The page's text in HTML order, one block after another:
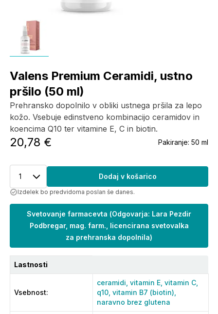
Valens Premium Ceramidi, ustno
pršilo (50 ml)
Prehransko dopolnilo v obliki ustnega pršila za lepo
kožo. Vsebuje edinstveno kombinacijo ceramidov in
koencima Q10 ter vitamine E, C in biotin.
20,78 € Pakiranje: 50 ml
1 Dodaj v košarico
Izdelek bo predvidoma poslan še danes.
Svetovanje farmacevta (Odgovarja: Lara Pezdir
Podbregar, mag. farm., licencirana svetovalka
za prehranska dopolnila)
Lastnosti
Vsebnost:
ceramidi, vitamin E, vitamin C,
q10, vitamin B7 (biotin),
naravno brez glutena